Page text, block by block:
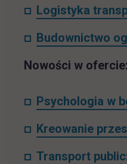
Logistyka
Budownictwo
Nowości w ofercie:
Psychologia w
Kreowanie
Transport